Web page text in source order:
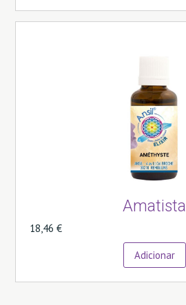
Amatista
18,46 €
Adicionar